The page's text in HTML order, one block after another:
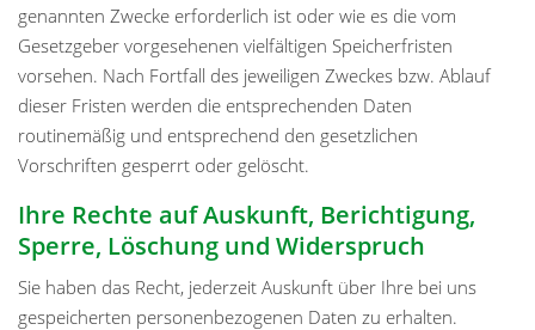
genannten Zwecke erforderlich ist oder wie es die vom
Gesetzgeber vorgesehenen vielfältigen Speicherfristen
vorsehen. Nach Fortfall des jeweiligen Zweckes bzw. Ablauf
dieser Fristen werden die entsprechenden Daten
routinemäßig und entsprechend den gesetzlichen
Vorschriften gesperrt oder gelöscht.
Ihre Rechte auf Auskunft, Berichtigung,
Sperre, Löschung und Widerspruch
Sie haben das Recht, jederzeit Auskunft über Ihre bei uns
gespeicherten personenbezogenen Daten zu erhalten.